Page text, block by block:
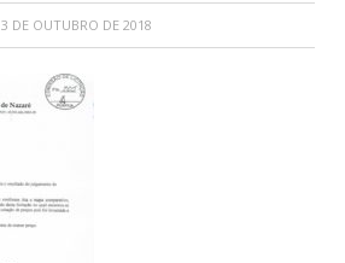
3 DE OUTUBRO DE 2018